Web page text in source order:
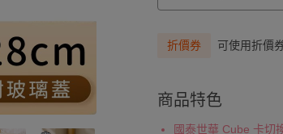
折價券 可使用折價
商品特色
國泰世華 Cube 卡切